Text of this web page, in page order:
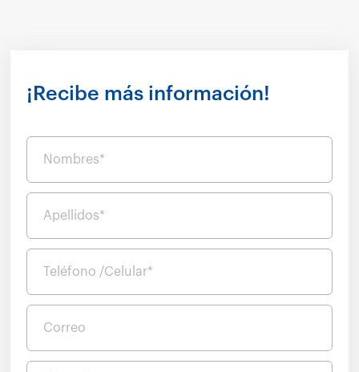
¡Recibe más información!
Nombres*
Apellidos*
Teléfono /Celular*
Correo